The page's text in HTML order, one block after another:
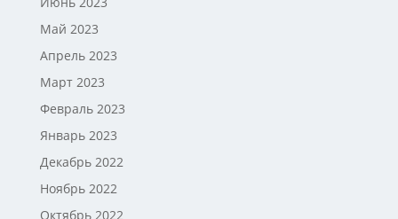
Май 2023
Апрель 2023
Март 2023
Февраль 2023
Январь 2023
Декабрь 2022
Ноябрь 2022
Октябрь 2022